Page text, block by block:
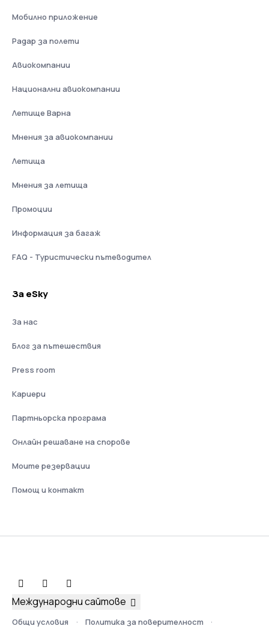
Мобилно приложение
Радар за полети
Авиокомпании
Национални авиокомпании
Летище Варна
Мнения за авиокомпании
Летища
Мнения за летища
Промоции
Информация за багаж
FAQ - Туристически пътеводител
За eSky
За нас
Блог за пътешествия
Press room
Кариери
Партньорска програма
Онлайн решаване на спорове
Моите резервации
Помощ и контакт
Общи условия Политика за поверителност
Международни сайтове